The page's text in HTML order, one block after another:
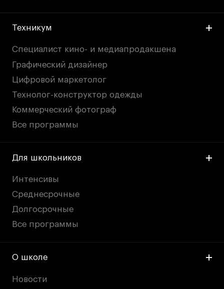
Техникум
Специалист кино- и медиапродакшена
Графический дизайнер
Цифровой маркетолог
Технолог-конструктор одежды
Коммерческий фотограф
Все программы
Для школьников
Интенсивы
Среднесрочные
Долгосрочные
Все программы
О школе
Новости